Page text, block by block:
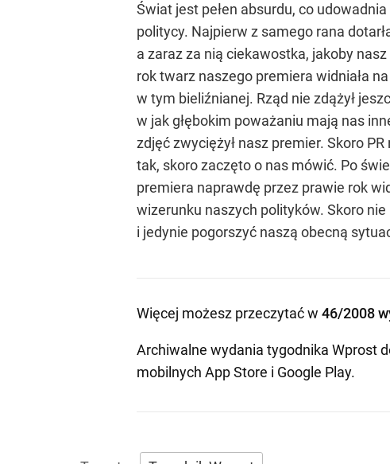
Świat jest pełen absurdu, co
politycy. Najpierw z samego rana
a zaraz za nią ciekawostka, jakoby
rok twarz naszego premiera widniała
w tym bieliźnianej. Rząd nie zdążył
w jak głębokim poważaniu mają nas
zdjęć zwyciężył nasz premier. Skoro
tak, skoro zaczęto o nas mówić. Po
premiera naprawdę przez prawie rok
wizerunku naszych polityków. Skoro
i jedynie pogorszyć naszą obecną
Więcej możesz przeczytać w 46/2008
Archiwalne wydania tygodnika Wprost
mobilnych App Store i Google Play.